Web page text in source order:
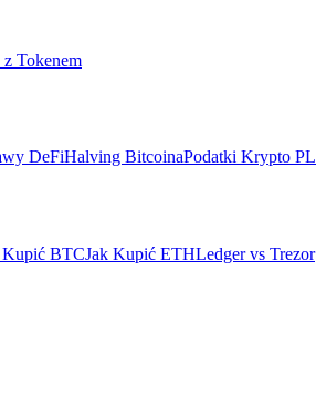
Tokenem
DeFiHalving BitcoinaPodatki Krypto PL
Kupić BTCJak Kupić ETHLedger vs Trezor